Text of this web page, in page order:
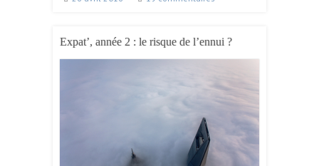
Expat’, année 2 : le risque de l’ennui ?